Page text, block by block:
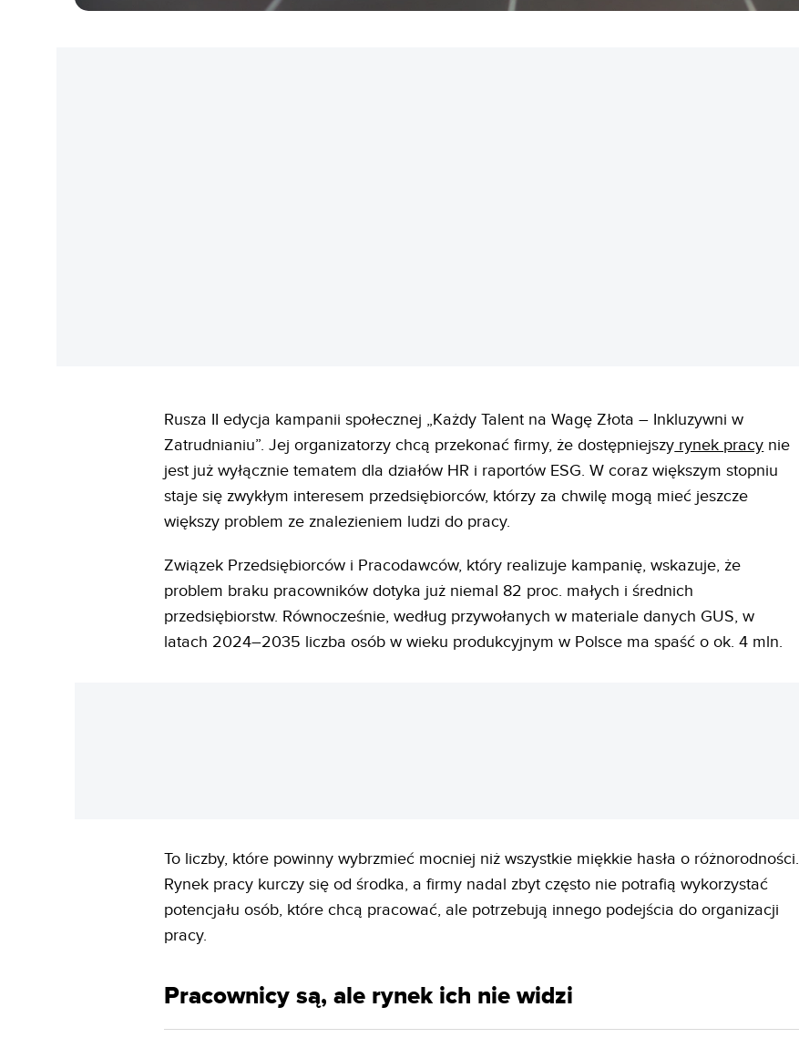
Rusza II edycja kampanii społecznej „Każdy Talent na Wagę Złota – Inkluzywni w
Zatrudnianiu”. Jej organizatorzy chcą przekonać firmy, że dostępniejszy rynek pracy nie
jest już wyłącznie tematem dla działów HR i raportów ESG. W coraz większym stopniu
staje się zwykłym interesem przedsiębiorców, którzy za chwilę mogą mieć jeszcze
większy problem ze znalezieniem ludzi do pracy.
Związek Przedsiębiorców i Pracodawców, który realizuje kampanię, wskazuje, że
problem braku pracowników dotyka już niemal 82 proc. małych i średnich
przedsiębiorstw. Równocześnie, według przywołanych w materiale danych GUS, w
latach 2024–2035 liczba osób w wieku produkcyjnym w Polsce ma spaść o ok. 4 mln.
To liczby, które powinny wybrzmieć mocniej niż wszystkie miękkie hasła o różnorodności.
Rynek pracy kurczy się od środka, a firmy nadal zbyt często nie potrafią wykorzystać
potencjału osób, które chcą pracować, ale potrzebują innego podejścia do organizacji
pracy.
Pracownicy są, ale rynek ich nie widzi